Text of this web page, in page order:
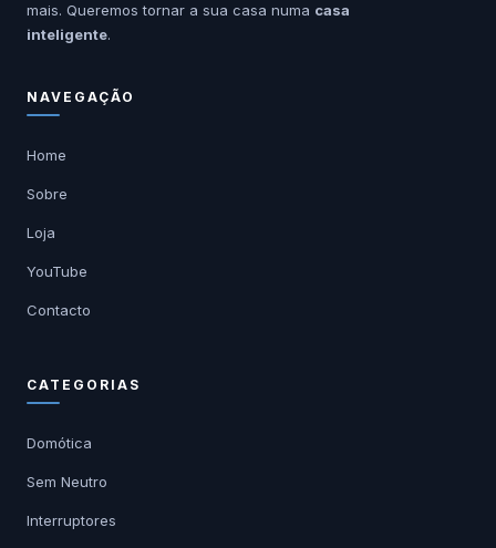
mais. Queremos tornar a sua casa numa casa
inteligente.
NAVEGAÇÃO
Home
Sobre
Loja
YouTube
Contacto
CATEGORIAS
Domótica
Sem Neutro
Interruptores